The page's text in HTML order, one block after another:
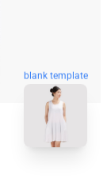
blank template